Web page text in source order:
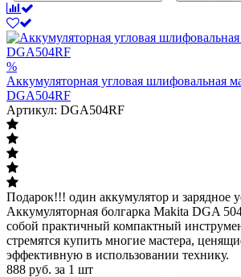
%
Аккумуляторная угловая шлифовальная
DGA504RF
Артикул: DGA504RF
Подарок!!! один аккумулятор и зарядное
Аккумуляторная болгарка Makita DGA
собой практичный компактный
стремятся купить многие мастера,
эффективную в использовании технику.
888 руб. за 1 шт